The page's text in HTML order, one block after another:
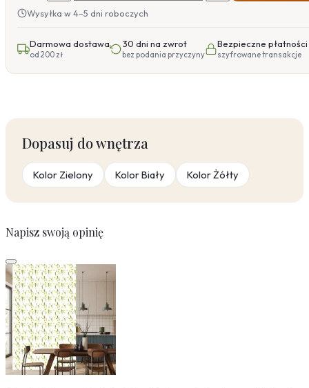
Wysyłka w 4–5 dni roboczych
Darmowa dostawa
od 200 zł
30 dni na zwrot
bez podania przyczyny
Bezpieczne płatności
szyfrowane transakcje
Dopasuj do wnętrza
Kolor Zielony Kolor Biały Kolor Żółty
Napisz swoją opinię